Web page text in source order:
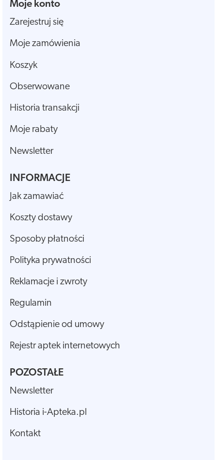
Moje konto
Zarejestruj się
Moje zamówienia
Koszyk
Obserwowane
Historia transakcji
Moje rabaty
Newsletter
INFORMACJE
Jak zamawiać
Koszty dostawy
Sposoby płatności
Polityka prywatności
Reklamacje i zwroty
Regulamin
Odstąpienie od umowy
Rejestr aptek internetowych
POZOSTAŁE
Newsletter
Historia i-Apteka.pl
Kontakt